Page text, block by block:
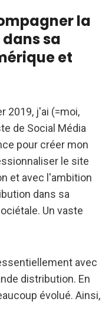
la
sa
et
2019, j'ai (=moi,
de Social Média
pour créer mon
le site
et avec l'ambition
dans sa
Un vaste
avec
distribution. En
évolué. Ainsi,